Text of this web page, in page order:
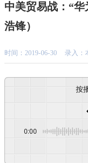
中美贸易战：“华
浩锋）
时间：2019-06-30 录入：
0:00